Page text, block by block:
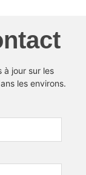
à jour sur les
les environs.